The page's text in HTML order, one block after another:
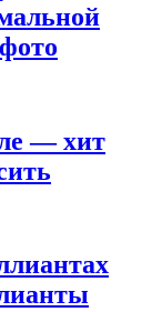
— хит